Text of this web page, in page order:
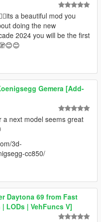
a beautiful mod you
doing the new
2024 you will be the first
Gemera [Add-
a next model seems great
3d-
cc850/
Daytona 69 from Fast
LODs | VehFuncs V]